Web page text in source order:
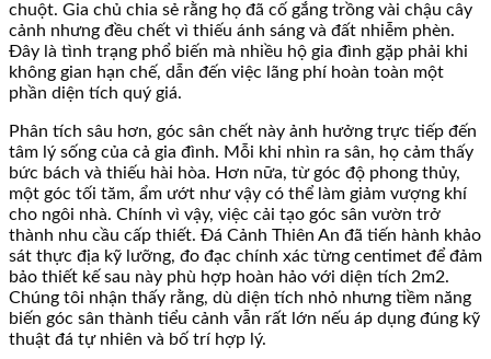
chuột. Gia chủ chia sẻ rằng họ đã cố gắng trồng vài chậu cây
cảnh nhưng đều chết vì thiếu ánh sáng và đất nhiễm phèn.
Đây là tình trạng phổ biến mà nhiều hộ gia đình gặp phải khi
không gian hạn chế, dẫn đến việc lãng phí hoàn toàn một
phần diện tích quý giá.
Phân tích sâu hơn, góc sân chết này ảnh hưởng trực tiếp đến
tâm lý sống của cả gia đình. Mỗi khi nhìn ra sân, họ cảm thấy
bức bách và thiếu hài hòa. Hơn nữa, từ góc độ phong thủy,
một góc tối tăm, ẩm ướt như vậy có thể làm giảm vượng khí
cho ngôi nhà. Chính vì vậy, việc cải tạo góc sân vườn trở
thành nhu cầu cấp thiết. Đá Cảnh Thiên An đã tiến hành khảo
sát thực địa kỹ lưỡng, đo đạc chính xác từng centimet để đảm
bảo thiết kế sau này phù hợp hoàn hảo với diện tích 2m2.
Chúng tôi nhận thấy rằng, dù diện tích nhỏ nhưng tiềm năng
biến góc sân thành tiểu cảnh vẫn rất lớn nếu áp dụng đúng kỹ
thuật đá tự nhiên và bố trí hợp lý.